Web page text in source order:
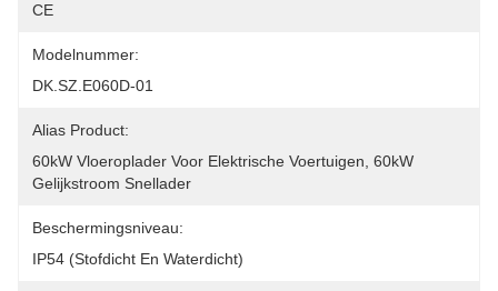
CE
Modelnummer:
DK.SZ.E060D-01
Alias Product:
60kW Vloeroplader Voor Elektrische Voertuigen, 60kW
Gelijkstroom Snellader
Beschermingsniveau:
IP54 (stofdicht En Waterdicht)